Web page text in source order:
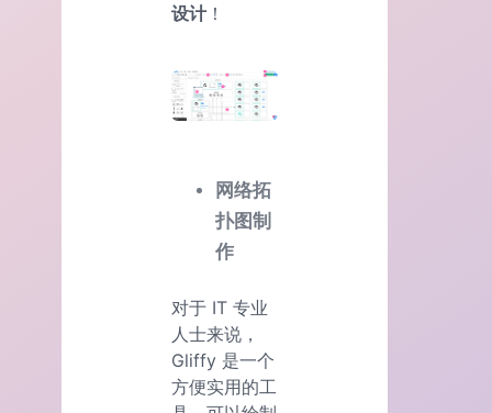
设计！
网络拓
扑图制
作
对于 IT 专业
人士来说，
Gliffy 是一个
方便实用的工